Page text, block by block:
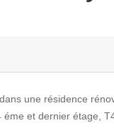
une résidence
et dernier étage,